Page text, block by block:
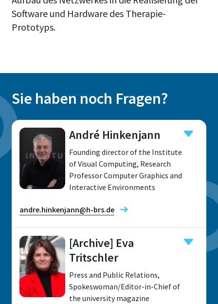
Software und Hardware des Therapie-
Prototyps.
Sie haben noch Fragen?
André Hinkenjann
Founding director of the Institute
of Visual Computing, Research
Professor Computer Graphics and
Interactive Environments
andre.hinkenjann@h-brs.de
Research fields
[Archive] Eva
Tritschler
Press and Public Relations,
Spokeswoman/Editor-in-Chief of
the university magazine